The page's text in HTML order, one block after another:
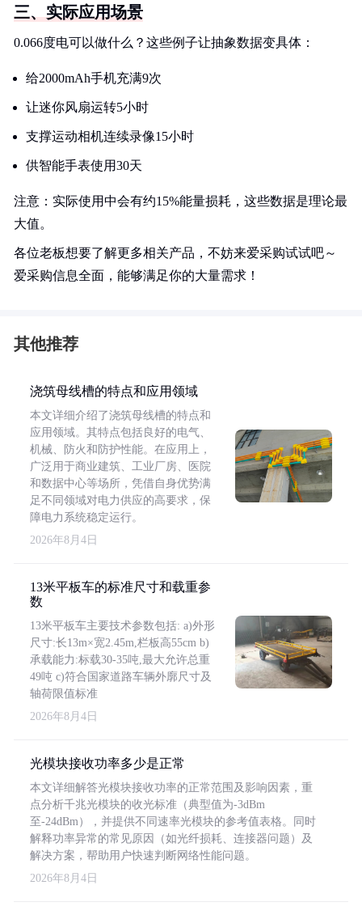
三、实际应用场景
0.066度电可以做什么？这些例子让抽象数据变具体：
给2000mAh手机充满9次
让迷你风扇运转5小时
支撑运动相机连续录像15小时
供智能手表使用30天
注意：实际使用中会有约15%能量损耗，这些数据是理论最
大值。
各位老板想要了解更多相关产品，不妨来爱采购试试吧～
爱采购信息全面，能够满足你的大量需求！
其他推荐
浇筑母线槽的特点和应用领域
本文详细介绍了浇筑母线槽的特点和
应用领域。其特点包括良好的电气、
机械、防火和防护性能。在应用上，
广泛用于商业建筑、工业厂房、医院
和数据中心等场所，凭借自身优势满
足不同领域对电力供应的高要求，保
障电力系统稳定运行。
2026年8月4日
13米平板车的标准尺寸和载重参
数
13米平板车主要技术参数包括: a)外形
尺寸:长13m×宽2.45m,栏板高55cm b)
承载能力:标载30-35吨,最大允许总重
49吨 c)符合国家道路车辆外廓尺寸及
轴荷限值标准
2026年8月4日
光模块接收功率多少是正常
本文详细解答光模块接收功率的正常范围及影响因素，重
点分析千兆光模块的收光标准（典型值为-3dBm
至-24dBm），并提供不同速率光模块的参考值表格。同时
解释功率异常的常见原因（如光纤损耗、连接器问题）及
解决方案，帮助用户快速判断网络性能问题。
2026年8月4日